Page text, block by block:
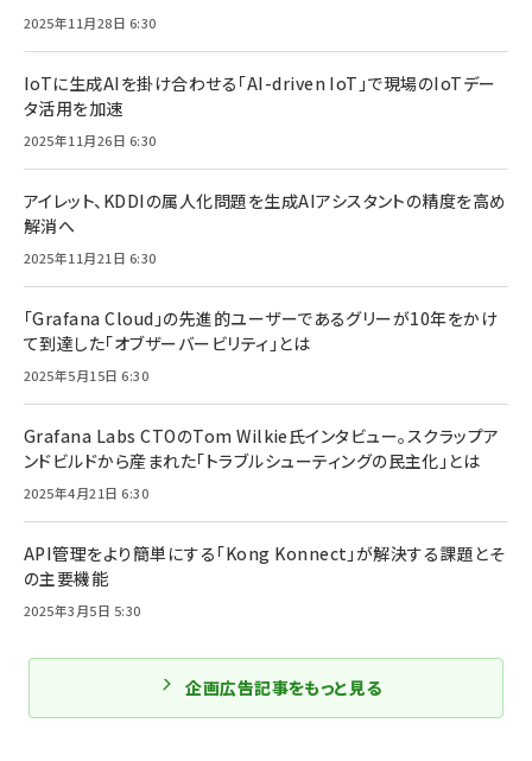
2025年11月28日 6:30
IoTに生成AIを掛け合わせる「AI-driven IoT」で現場のIoTデー
タ活用を加速
2025年11月26日 6:30
アイレット、KDDIの属人化問題を生成AIアシスタントの精度を高め
解消へ
2025年11月21日 6:30
「Grafana Cloud」の先進的ユーザーであるグリーが10年をかけ
て到達した「オブザーバービリティ」とは
2025年5月15日 6:30
Grafana Labs CTOのTom Wilkie氏インタビュー。スクラップア
ンドビルドから産まれた「トラブルシューティングの民主化」とは
2025年4月21日 6:30
API管理をより簡単にする「Kong Konnect」が解決する課題とそ
の主要機能
2025年3月5日 5:30
企画広告記事をもっと見る